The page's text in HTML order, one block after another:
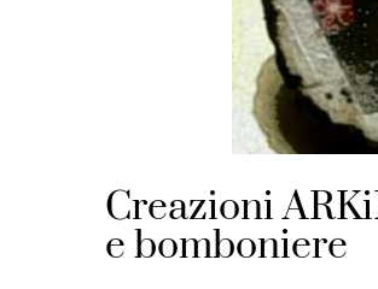
Creazioni
e bomboniere